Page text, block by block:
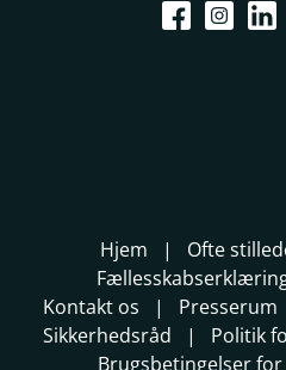
Hjem
Ofte
Kontakt os
Presserum
Sikkerhedsråd
Politik
Brugsbetingelser